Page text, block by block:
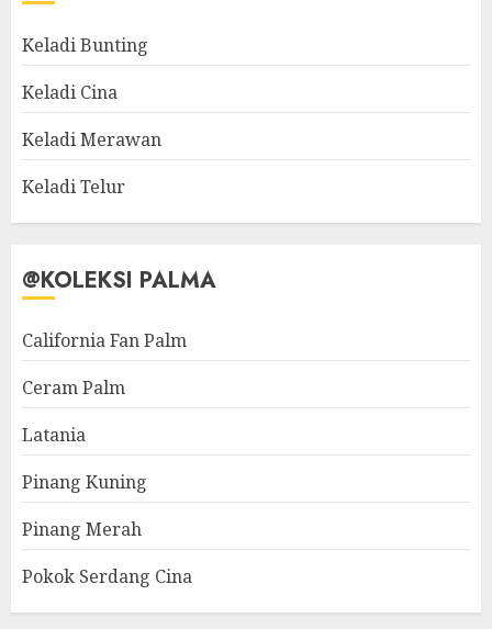
Keladi Bunting
Keladi Cina
Keladi Merawan
Keladi Telur
@KOLEKSI PALMA
California Fan Palm
Ceram Palm
Latania
Pinang Kuning
Pinang Merah
Pokok Serdang Cina